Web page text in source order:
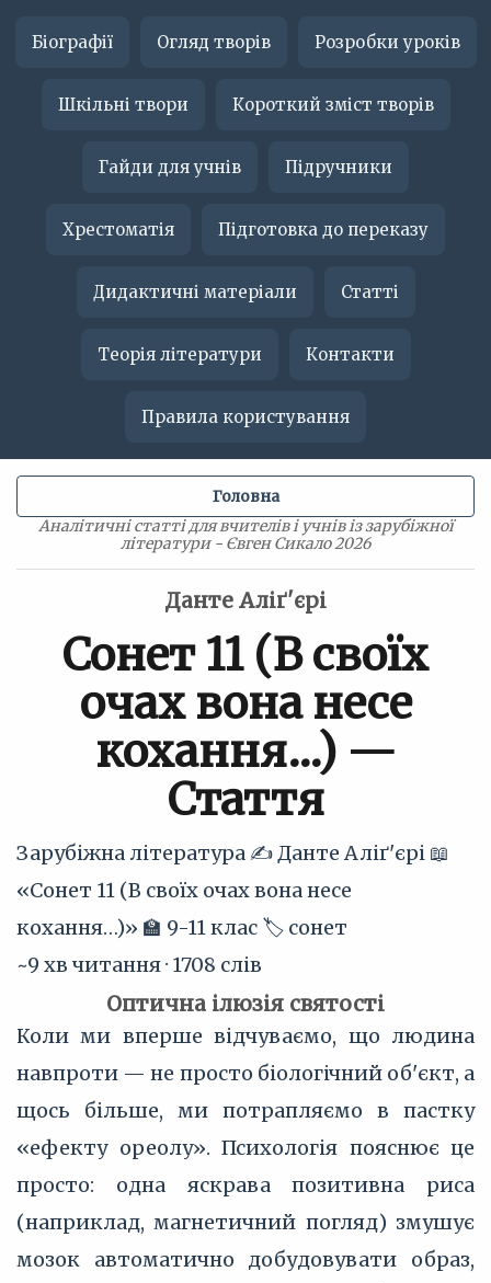
Біографії Огляд творів Розробки уроків
Шкільні твори Короткий зміст творів
Гайди для учнів Підручники
Хрестоматія Підготовка до переказу
Дидактичні матеріали Статті
Теорія літератури Контакти
Правила користування
Аналітичні статті для вчителів і учнів із зарубіжної
літератури - Євген Сикало 2026
Головна
Данте Аліґ'єрі
Сонет 11 (В своїх
очах вона несе
кохання…) —
Стаття
Зарубіжна література✍️ Данте Аліґ'єрі 📖
«Сонет 11 (В своїх очах вона несе
кохання…)» 🏫 9-11 клас 🏷 сонет
~9 хв читання · 1708 слів
Оптична ілюзія святості
Коли ми вперше відчуваємо, що людина
навпроти — не просто біологічний об'єкт, а
щось більше, ми потрапляємо в пастку
«ефекту ореолу». Психологія пояснює це
просто: одна яскрава позитивна риса
(наприклад, магнетичний погляд) змушує
мозок автоматично добудовувати образ,